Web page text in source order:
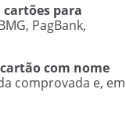
cartões para
PagBank,
com nome
comprovada e, em